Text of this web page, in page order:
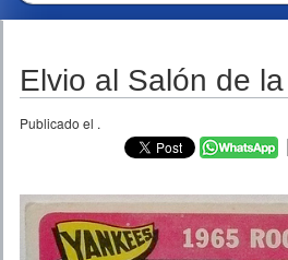
TEMPORADAS
Elvio al Salón de
Publicado el .